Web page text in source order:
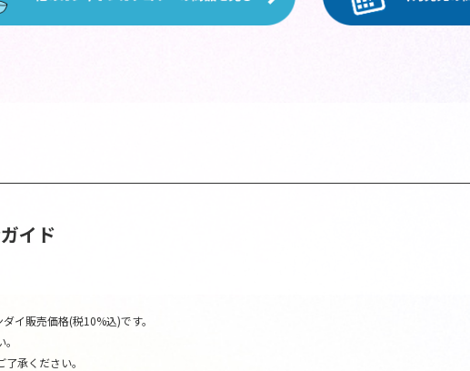
イド
イ販売価格(税10%込)です。
承ください。